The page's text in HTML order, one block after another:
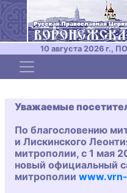
10 августа 2026 г.,
Toggle navigation
Уважаемые
По благословению
и Лискинского
митрополии, с 1 мая
новый официальный
митрополии